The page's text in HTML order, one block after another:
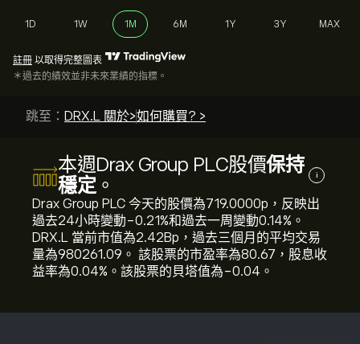
1D 1W 1M 6M 1Y 3Y MAX
註冊 以取得完整圖表
＊過去的績效並非未來業績的指標。
跳至： DRX.L 關於>如何購買? >
本週Drax Group PLC股價保持
穩定 。 i
Drax Group PLC 今天的股價為719.0000‎p‎，反映出
過去24小時變動‎-0.21‎%和過去一周變動‎0.14‎%。
DRX.L 當前市值為2.42B‎p‎，過去三個月的平均交易
量為980261.09。 該股票的市盈率為80.67，股息收
益率為0.04%。該股票的貝塔值為-0.04。